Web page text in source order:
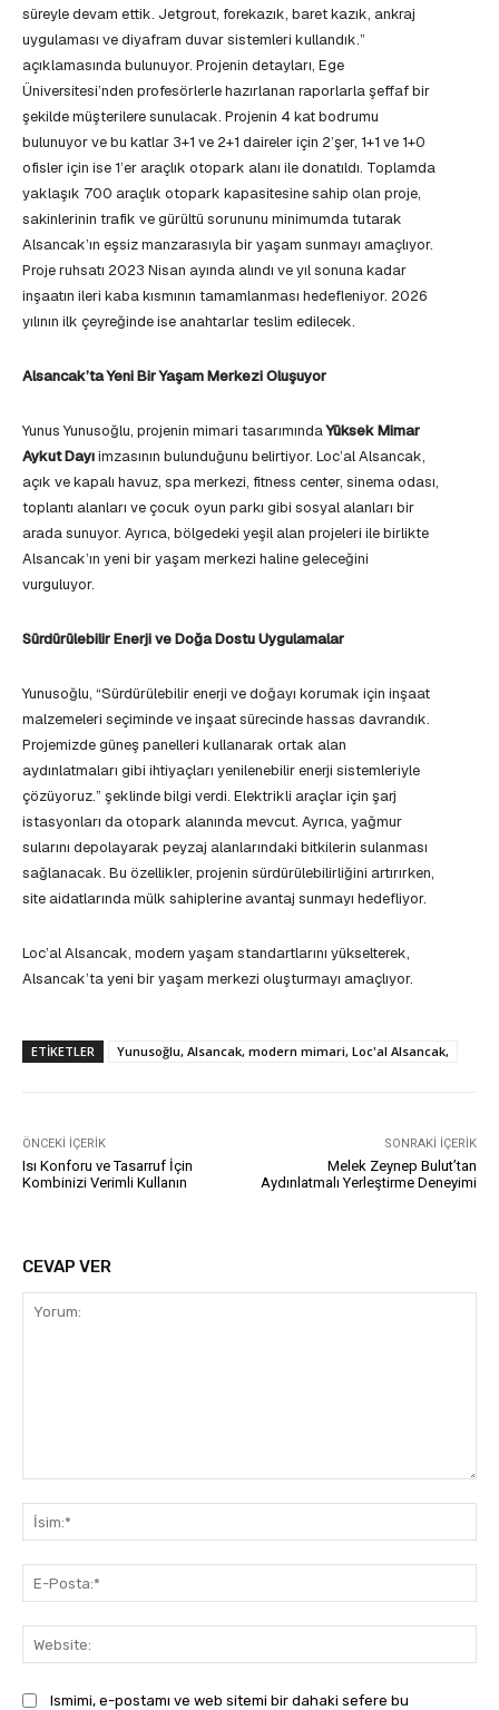
süreyle devam ettik. Jetgrout, forekazık, baret kazık, ankraj
uygulaması ve diyafram duvar sistemleri kullandık.”
açıklamasında bulunuyor. Projenin detayları, Ege
Üniversitesi’nden profesörlerle hazırlanan raporlarla şeffaf bir
şekilde müşterilere sunulacak. Projenin 4 kat bodrumu
bulunuyor ve bu katlar 3+1 ve 2+1 daireler için 2’şer, 1+1 ve 1+0
ofisler için ise 1’er araçlık otopark alanı ile donatıldı. Toplamda
yaklaşık 700 araçlık otopark kapasitesine sahip olan proje,
sakinlerinin trafik ve gürültü sorununu minimumda tutarak
Alsancak’ın eşsiz manzarasıyla bir yaşam sunmayı amaçlıyor.
Proje ruhsatı 2023 Nisan ayında alındı ve yıl sonuna kadar
inşaatın ileri kaba kısmının tamamlanması hedefleniyor. 2026
yılının ilk çeyreğinde ise anahtarlar teslim edilecek.
Alsancak’ta Yeni Bir Yaşam Merkezi Oluşuyor
Yunus Yunusoğlu, projenin mimari tasarımındaYüksek Mimar
Aykut Dayıimzasının bulunduğunu belirtiyor. Loc’al Alsancak,
açık ve kapalı havuz, spa merkezi, fitness center, sinema odası,
toplantı alanları ve çocuk oyun parkı gibi sosyal alanları bir
arada sunuyor. Ayrıca, bölgedeki yeşil alan projeleri ile birlikte
Alsancak’ın yeni bir yaşam merkezi haline geleceğini
vurguluyor.
Sürdürülebilir Enerji ve Doğa Dostu Uygulamalar
Yunusoğlu, “Sürdürülebilir enerji ve doğayı korumak için inşaat
malzemeleri seçiminde ve inşaat sürecinde hassas davrandık.
Projemizde güneş panelleri kullanarak ortak alan
aydınlatmaları gibi ihtiyaçları yenilenebilir enerji sistemleriyle
çözüyoruz.” şeklinde bilgi verdi. Elektrikli araçlar için şarj
istasyonları da otopark alanında mevcut. Ayrıca, yağmur
sularını depolayarak peyzaj alanlarındaki bitkilerin sulanması
sağlanacak. Bu özellikler, projenin sürdürülebilirliğini artırırken,
site aidatlarında mülk sahiplerine avantaj sunmayı hedefliyor.
Loc’al Alsancak, modern yaşam standartlarını yükselterek,
Alsancak’ta yeni bir yaşam merkezi oluşturmayı amaçlıyor.
ETIKETLER Yunusoğlu, Alsancak, modern mimari, Loc'al Alsancak,
ÖNCEKI İÇERIK
Isı Konforu ve Tasarruf İçin
Kombinizi Verimli Kullanın
SONRAKI İÇERIK
Melek Zeynep Bulut’tan
Aydınlatmalı Yerleştirme Deneyimi
CEVAP VER
Ismimi, e-postamı ve web sitemi bir dahaki sefere bu